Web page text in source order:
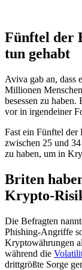
Fünftel der
tun gehabt
Aviva gab an, dass
Millionen
besessen zu
vor in irgendeiner
Fast ein Fünftel
zwischen 25 und 34
zu haben, um in
Briten
Krypto-
Die Befragten
Phishing-Angriffe
Kryptowährungen
während die
drittgrößte Sorge